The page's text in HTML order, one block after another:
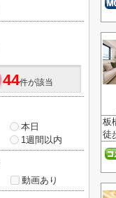
板
徒
44件が該当
本日
1週間以内
動画あり